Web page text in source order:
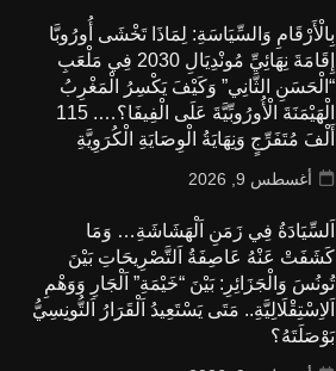
بِالْأَرْقَامِ وَالسِّيَاسَةِ: لِمَاذَا تَخْشَى أُورُوبَّا
إِقَامَةَ نِهَائِيِّ مُونْدِيَالِ 2030 فِي مَلْعَبِ
“الْحَسَنِ الثَّانِي” وَكَيْفَ يَكْسِرُ الْمَغْرِبُ
الْهَيْمَنَةَ الْأُورُوبِّيَّةَ عَلَى الْفِيفَا؟…. 115
أَلْفَ مُتَفَرِّجٍ وَنِهَايَةُ الْوِصَايَةِ الْكُرَوِيَّةِ
أغسطس 9, 2026
اَلسِّيَادَةُ فِي زَمَنِ اَلْهَشَاشَةِ… وَمَا
كَشَفَتْ عَنْهُ عَاصِفَةُ اَلتَّصْرِيحَاتِ بَيْنَ
تُونُسَ وَالْجَزَائِرِ: بَيْنَ “خَيْمَةِ” اَلْجَارِ وَوَهْمِ
اَلاِسْتِقْلَالِيَّةِ.. مَتَى يَسْتَعِيدُ اَلْقَرَارُ اَلتُّونِسِيُّ
بَوْصَلَتَهُ؟